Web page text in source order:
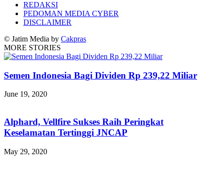
REDAKSI
PEDOMAN MEDIA CYBER
DISCLAIMER
© Jatim Media by Cakpras
MORE STORIES
Semen Indonesia Bagi Dividen Rp 239,22 Miliar
June 19, 2020
Alphard, Vellfire Sukses Raih Peringkat
Keselamatan Tertinggi JNCAP
May 29, 2020